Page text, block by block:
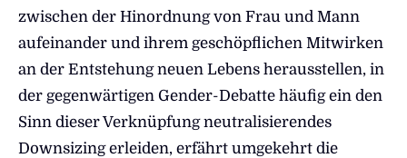
zwischen der Hinordnung von Frau und Mann
aufeinander und ihrem geschöpflichen Mitwirken
an der Entstehung neuen Lebens herausstellen, in
der gegenwärtigen Gender-Debatte häufig ein den
Sinn dieser Verknüpfung neutralisierendes
Downsizing erleiden, erfährt umgekehrt die